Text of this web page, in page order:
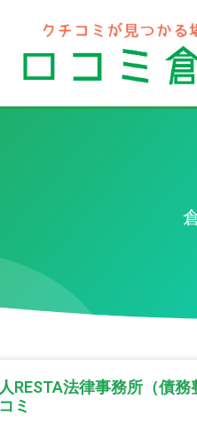
RESTA法律事務所（債務
ミ